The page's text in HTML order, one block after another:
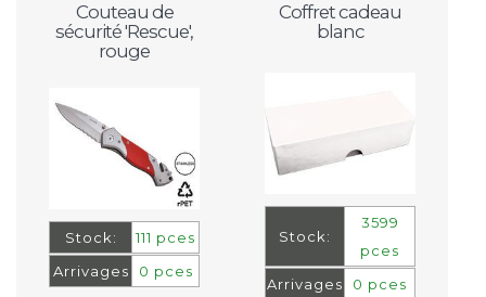
Couteau de
sécurité 'Rescue',
rouge
Stock:
111 pces
Arrivages
0 pces
Coffret cadeau
blanc
Stock:
3599
pces
Arrivages
0 pces